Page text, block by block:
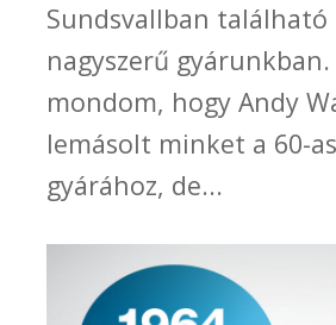
Sundsvallban található
nagyszerű
mondom, hogy Andy
lemásolt minket a 60-
gyárához, de...